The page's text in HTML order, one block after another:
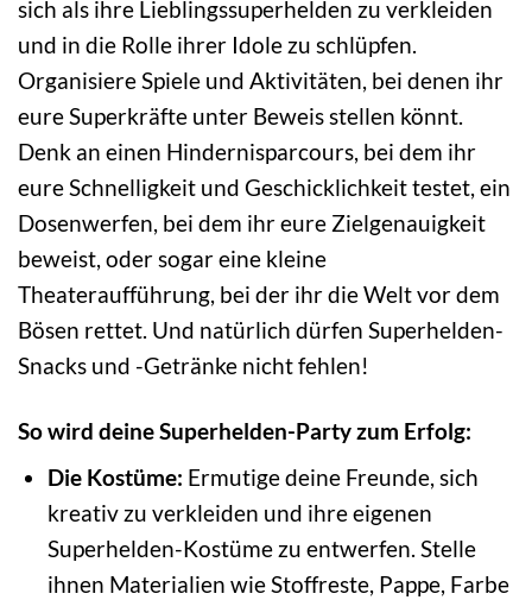
sich als ihre Lieblingssuperhelden zu verkleiden
und in die Rolle ihrer Idole zu schlüpfen.
Organisiere Spiele und Aktivitäten, bei denen ihr
eure Superkräfte unter Beweis stellen könnt.
Denk an einen Hindernisparcours, bei dem ihr
eure Schnelligkeit und Geschicklichkeit testet, ein
Dosenwerfen, bei dem ihr eure Zielgenauigkeit
beweist, oder sogar eine kleine
Theateraufführung, bei der ihr die Welt vor dem
Bösen rettet. Und natürlich dürfen Superhelden-
Snacks und -Getränke nicht fehlen!
So wird deine Superhelden-Party zum Erfolg:
Die Kostüme: Ermutige deine Freunde, sich
kreativ zu verkleiden und ihre eigenen
Superhelden-Kostüme zu entwerfen. Stelle
ihnen Materialien wie Stoffreste, Pappe, Farbe